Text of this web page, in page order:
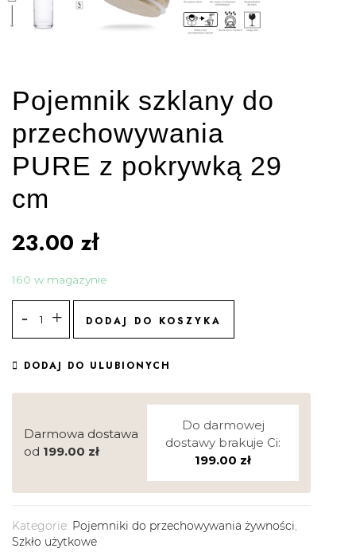
Pojemnik szklany do
przechowywania
PURE z pokrywką 29
cm
23.00 zł
160 w magazynie
DODAJ DO KOSZYKA
DODAJ DO ULUBIONYCH
Darmowa dostawa
od 199.00 zł
Do darmowej
dostawy brakuje Ci:
199.00 zł
Kategorie: Pojemniki do przechowywania żywności,
Szkło użytkowe